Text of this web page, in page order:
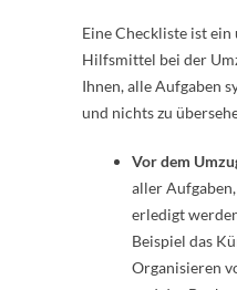
Eine Checkliste ist
Hilfsmittel bei der
Ihnen, alle Aufgaben
und nichts zu
Vor dem
aller
erledigt
Beispiel das
Organisieren